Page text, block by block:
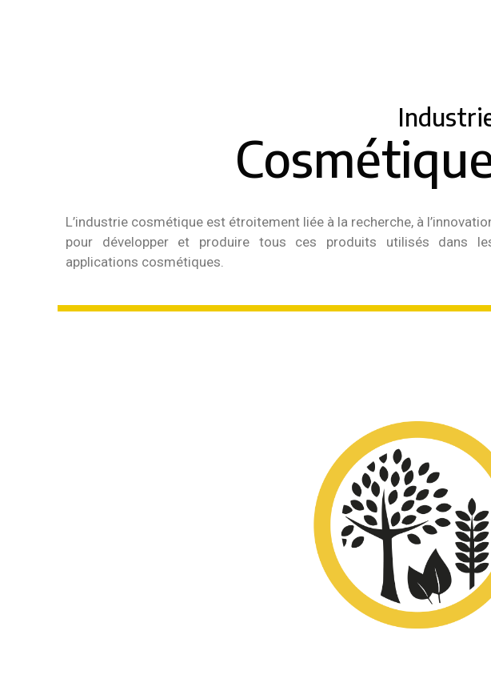
L’industrie cosmétique est étroitement liée à la recherche, à
pour développer et produire tous ces produits utilisés dans
applications cosmétiques.